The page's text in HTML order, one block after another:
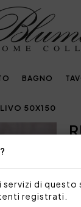
di
registrati.
BAGNO
50X150